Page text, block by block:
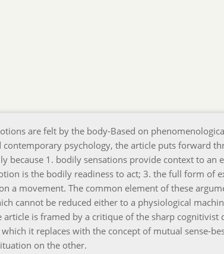
are felt by the body-Based on
psychology, the article puts forward
because 1. bodily sensations provide context to an
is the bodily readiness to act; 3. the full form of
a movement. The common element of these
cannot be reduced either to a physiological
is framed by a critique of the sharp cognitivist
it replaces with the concept of mutual sense-
on the other.